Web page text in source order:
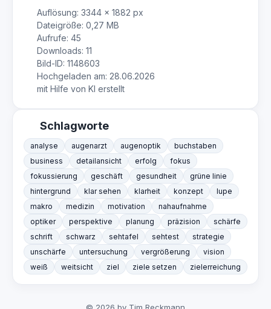
Auflösung: 3344 × 1882 px
Dateigröße: 0,27 MB
Aufrufe: 45
Downloads: 11
Bild-ID: 1148603
Hochgeladen am: 28.06.2026
mit Hilfe von KI erstellt
Schlagworte
analyse augenarzt augenoptik
buchstaben
business
detailansicht erfolg
fokus
fokussierung
geschäft gesundheit
grüne linie
hintergrund
klar sehen klarheit konzept
lupe
makro
medizin motivation
nahaufnahme
optiker
perspektive planung präzision
schärfe
schrift
schwarz sehtafel sehtest
strategie
unschärfe
untersuchung vergrößerung
vision
weiß
weitsicht ziel ziele setzen zielerreichung
© 2026 by Tim Reckmann